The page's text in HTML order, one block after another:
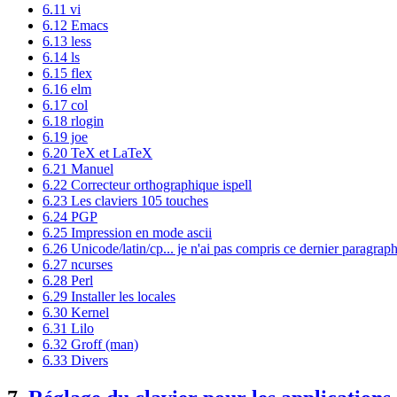
6.11 vi
6.12 Emacs
6.13 less
6.14 ls
6.15 flex
6.16 elm
6.17 col
6.18 rlogin
6.19 joe
6.20 TeX et LaTeX
6.21 Manuel
6.22 Correcteur orthographique ispell
6.23 Les claviers 105 touches
6.24 PGP
6.25 Impression en mode ascii
6.26 Unicode/latin/cp... je n'ai pas compris ce dernier
6.27 ncurses
6.28 Perl
6.29 Installer les locales
6.30 Kernel
6.31 Lilo
6.32 Groff (man)
6.33 Divers